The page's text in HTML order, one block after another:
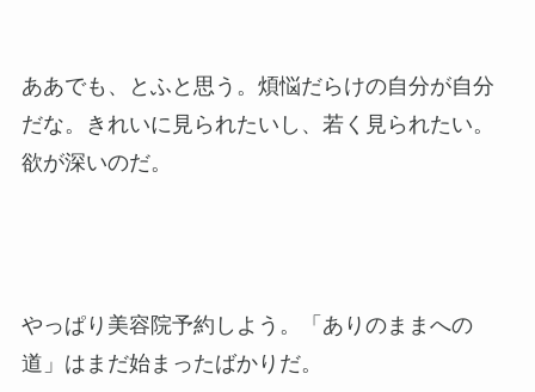
ああでも、とふと思う。煩悩だらけの自分が自分
だな。きれいに見られたいし、若く見られたい。
欲が深いのだ。
やっぱり美容院予約しよう。「ありのままへの
道」はまだ始まったばかりだ。